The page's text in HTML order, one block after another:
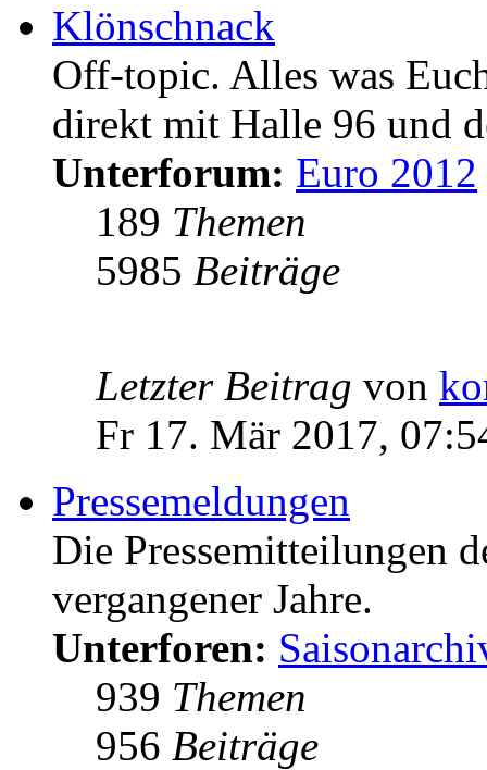
Klönschnack
Off-topic. Alles was
direkt mit Halle 96 und
Unterforum: Euro 2012
189 Themen
5985 Beiträge
Letzter Beitrag von
Fr 17. Mär 2017,
Pressemeldungen
Die Pressemitteilungen
vergangener Jahre.
Unterforen:
939 Themen
956 Beiträge